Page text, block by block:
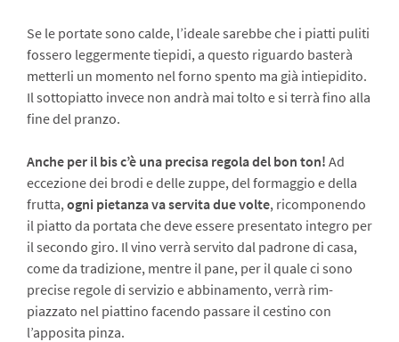
Se le portate sono calde, l’ideale sarebbe che i piatti puliti
fossero legger­mente tiepidi, a questo riguardo basterà
metterli un momento nel forno spento ma già intiepidito.
Il sottopiatto invece non andrà mai tolto e si terrà fino alla
fine del pranzo.
Anche per il bis c’è una precisa regola del bon ton! Ad
eccezione dei brodi e delle zuppe, del formaggio e della
frutta, ogni pietanza va servita due volte, ricompo­nendo
il piatto da portata che deve esse­re presentato integro per
il secondo giro. Il vi­no verrà servito dal padrone di casa,
co­me da tradizione, mentre il pane, per il quale ci sono
precise regole di servizio e abbinamento, verrà rim­
piazzato nel piattino facendo passare il cestino con
l’apposita pinza.